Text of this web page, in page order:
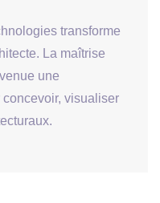
transforme
La maîtrise
une
visualiser